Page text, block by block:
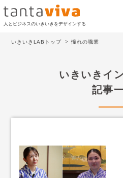
人とビジネスのいきいきをデザインする
私たちの考え方
私たちのビジネス
会社情報
いきいきLABトップ 憧れの職業
いきいきイ
記事